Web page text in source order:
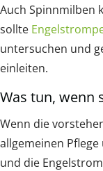
Auch Spinnmilben
sollte
untersuchen und
einleiten.
Was tun, wenn
Wenn die
allgemeinen
und die